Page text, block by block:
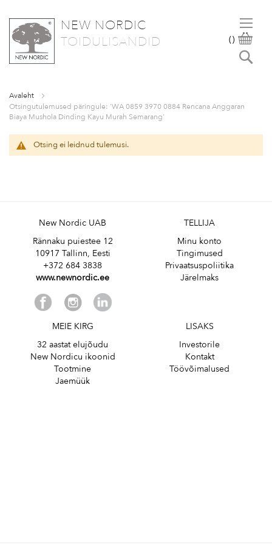
NEW NORDIC
TOIDULISANDID
SKIP
TO
()
Avaleht
Otsingutulemused päringule: 'WA 0859 3970 0884 Rencana Anggaran
Biaya Mushola Dinding Kayu Murah Semarang'
Otsing ei leidnud tulemusi.
New Nordic UAB
Rännaku puiestee 12
10917 Tallinn, Eesti
+372 684 3838
www.newnordic.ee
TELLIJA
Minu konto
Tingimused
Privaatsuspoliitika
Järelmaks
MEIE KIRG
32 aastat elujõudu
New Nordicu ikoonid
Tootmine
Jaemüük
LISAKS
Investorile
Kontakt
Töövõimalused